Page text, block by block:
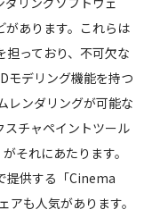
があります。これらは
っており、不可欠な
モデリング機能を持つ
レンダリングが可能な
スチャペイントツール
それにあたります。
提供する「Cinema
も人気があります。